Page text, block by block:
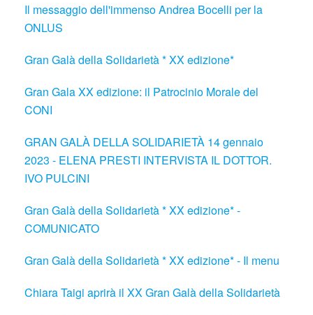
Il messaggio dell'immenso Andrea Bocelli per la
ONLUS
Gran Galà della Solidarietà * XX edizione*
Gran Gala XX edizione: il Patrocinio Morale del
CONI
GRAN GALÀ DELLA SOLIDARIETÀ 14 gennaio
2023 - ELENA PRESTI INTERVISTA IL DOTTOR.
IVO PULCINI
Gran Galà della Solidarietà * XX edizione* -
COMUNICATO
Gran Galà della Solidarietà * XX edizione* - Il menu
Chiara Taigi aprirà il XX Gran Galà della Solidarietà